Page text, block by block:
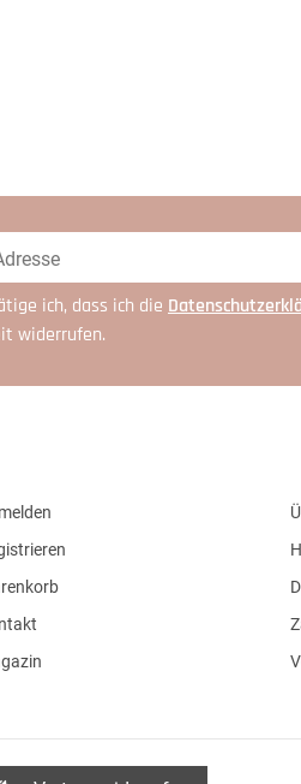
ich, dass ich die
widerrufen.